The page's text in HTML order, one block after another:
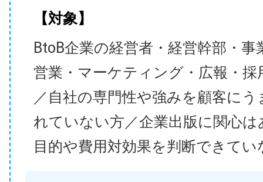
【対象】
BtoB企業の経営者・経営幹部・事
営業・マーケティング・広報・採
／自社の専門性や強みを顧客に
れていない方／企業出版に関心
目的や費用対効果を判断できてい